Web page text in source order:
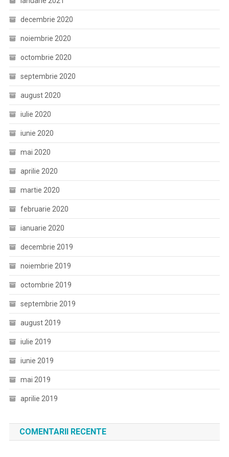
decembrie 2020
noiembrie 2020
octombrie 2020
septembrie 2020
august 2020
iulie 2020
iunie 2020
mai 2020
aprilie 2020
martie 2020
februarie 2020
ianuarie 2020
decembrie 2019
noiembrie 2019
octombrie 2019
septembrie 2019
august 2019
iulie 2019
iunie 2019
mai 2019
aprilie 2019
COMENTARII RECENTE